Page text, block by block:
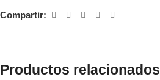
Compartir:
Productos relacionados